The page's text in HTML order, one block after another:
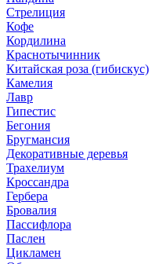
Стрелиция
Кофе
Кордилина
Краснотычинник
Китайская роза (гибискус)
Камелия
Лавр
Гипестис
Бегония
Бругмансия
Декоративные деревья
Трахелиум
Кроссандра
Гербера
Бровалия
Пассифлора
Паслен
Цикламен